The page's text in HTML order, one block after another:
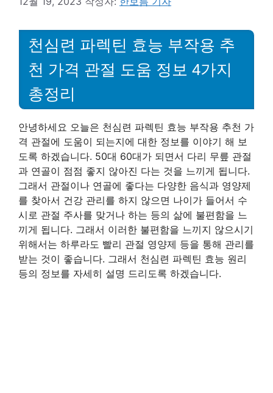
천심련 파렉틴 효능 부작용 추
천 가격 관절 도움 정보 4가지
총정리
안녕하세요 오늘은 천심련 파렉틴 효능 부작용 추천 가
격 관절에 도움이 되는지에 대한 정보를 이야기 해 보
도록 하겠습니다. 50대 60대가 되면서 다리 무릎 관절
과 연골이 점점 좋지 않아진 다는 것을 느끼게 됩니다.
그래서 관절이나 연골에 좋다는 다양한 음식과 영양제
를 찾아서 건강 관리를 하지 않으면 나이가 들어서 수
시로 관절 주사를 맞거나 하는 등의 삶에 불편함을 느
끼게 됩니다. 그래서 이러한 불편함을 느끼지 않으시기
위해서는 하루라도 빨리 관절 영양제 등을 통해 관리를
받는 것이 좋습니다. 그래서 천심련 파렉틴 효능 원리
등의 정보를 자세히 설명 드리도록 하겠습니다.